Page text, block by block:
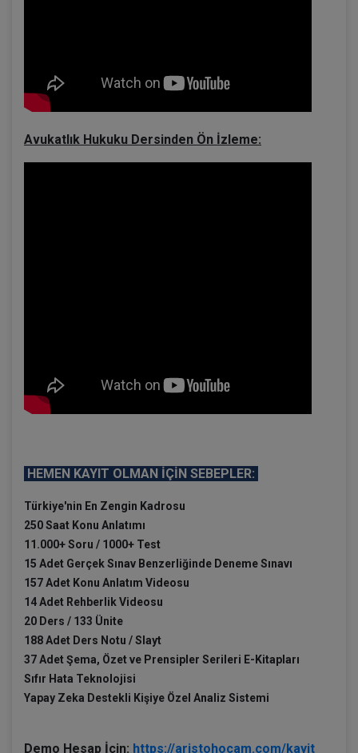
Avukatlık Hukuku Dersinden Ön İzleme:
HEMEN KAYIT OLMAN İÇİN SEBEPLER:
Türkiye'nin En Zengin Kadrosu
250 Saat Konu Anlatımı
11.000+ Soru / 1000+ Test
15 Adet Gerçek Sınav Benzerliğinde Deneme Sınavı
157 Adet Konu Anlatım Videosu
14 Adet Rehberlik Videosu
20 Ders / 133 Ünite
188 Adet Ders Notu / Slayt
37 Adet Şema, Özet ve Prensipler Serileri E-Kitapları
Sıfır Hata Teknolojisi
Yapay Zeka Destekli Kişiye Özel Analiz Sistemi
Demo Hesap İçin: https://aristohocam.com/kayit